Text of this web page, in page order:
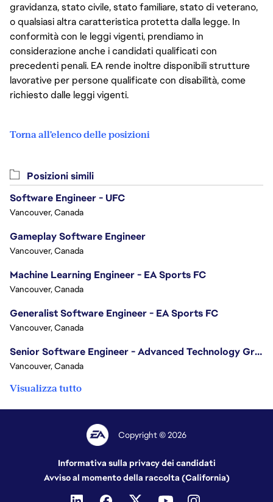
gravidanza, stato civile, stato familiare, stato di veterano,
o qualsiasi altra caratteristica protetta dalla legge. In
conformità con le leggi vigenti, prendiamo in
considerazione anche i candidati qualificati con
precedenti penali. EA rende inoltre disponibili strutture
lavorative per persone qualificate con disabilità, come
richiesto dalle leggi vigenti.
Torna all'elenco delle posizioni
Posizioni simili
Software Engineer - UFC
Vancouver, Canada
Gameplay Software Engineer
Vancouver, Canada
Machine Learning Engineer - EA Sports FC
Vancouver, Canada
Generalist Software Engineer - EA Sports FC
Vancouver, Canada
Senior Software Engineer - Advanced Technology Group
Vancouver, Canada
Visualizza tutto
Copyright © 2026
Informativa sulla privacy dei candidati
Avviso al momento della raccolta (California)